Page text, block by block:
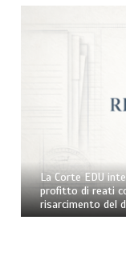
La Corte EDU
profitto di reati
risarcimento del